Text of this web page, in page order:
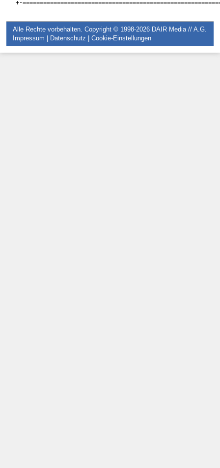
Alle Rechte vorbehalten. Copyright © 1998-2026 DAIR Media // A.G.
Impressum | Datenschutz | Cookie-Einstellungen